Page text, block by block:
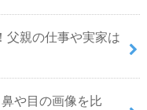
父親の仕事や実家は
や目の画像を比